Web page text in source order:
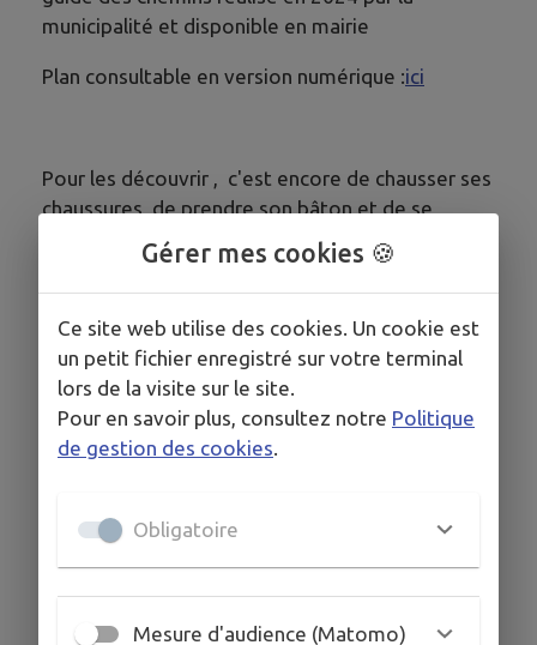
municipalité et disponible en mairie
Plan consultable en version numérique :ici
Pour les découvrir , c'est encore de chausser ses
chaussures, de prendre son bâton et de se
rendre compte par soi même de la richesse et
de la diversité offertes par ces chemins.
Renseignements : 05 55 85 97 82
Gérer mes cookies 🍪
Ce site web utilise des cookies. Un cookie est
un petit fichier enregistré sur votre terminal
lors de la visite sur le site.
Pour en savoir plus, consultez notre Politique
de gestion des cookies
Obligatoire
Mesure d'audience (Matomo)